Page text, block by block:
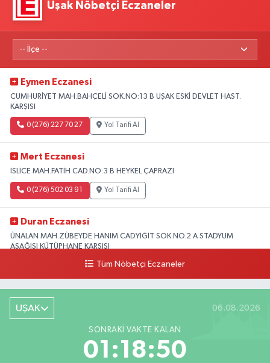
Uşak Nöbetçi Eczaneler
Eymen Eczanesi
CUMHURİYET MAH.BAHÇELİ SOK.NO:13 B UŞAK ESKİ DEVLET HAST.
KARŞISI
0 (276) 227 70 27 Yol Tarifi Al
Mert Eczanesi
İSLİCE MAH.FATİH CAD.NO:3 B HEYKEL ÇAPRAZI
0 (276) 502 03 91 Yol Tarifi Al
Duran Eczanesi
ÜNALAN MAH.ZÜBEYDE HANIM CAD.YİĞİT SOK.NO.2 A STADYUM
AŞAĞISI KÜTÜPHANE KARŞISI
Yol Tarifi Al
Tüm Nöbetçi Eczaneler
UŞAK 06.08.2026
SONRAKI VAKTE KALAN
01:18:49